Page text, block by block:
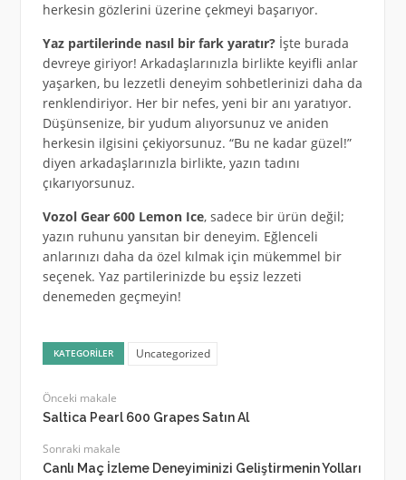
herkesin gözlerini üzerine çekmeyi başarıyor.
Yaz partilerinde nasıl bir fark yaratır?İşte burada
devreye giriyor! Arkadaşlarınızla birlikte keyifli anlar
yaşarken, bu lezzetli deneyim sohbetlerinizi daha da
renklendiriyor. Her bir nefes, yeni bir anı yaratıyor.
Düşünsenize, bir yudum alıyorsunuz ve aniden
herkesin ilgisini çekiyorsunuz. “Bu ne kadar güzel!”
diyen arkadaşlarınızla birlikte, yazın tadını
çıkarıyorsunuz.
Vozol Gear 600 Lemon Ice, sadece bir ürün değil;
yazın ruhunu yansıtan bir deneyim. Eğlenceli
anlarınızı daha da özel kılmak için mükemmel bir
seçenek. Yaz partilerinizde bu eşsiz lezzeti
denemeden geçmeyin!
KATEGORILER Uncategorized
Önceki makale
Saltica Pearl 600 Grapes Satın Al
Sonraki makale
Canlı Maç İzleme Deneyiminizi Geliştirmenin Yolları